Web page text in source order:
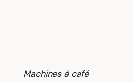
Machines à café